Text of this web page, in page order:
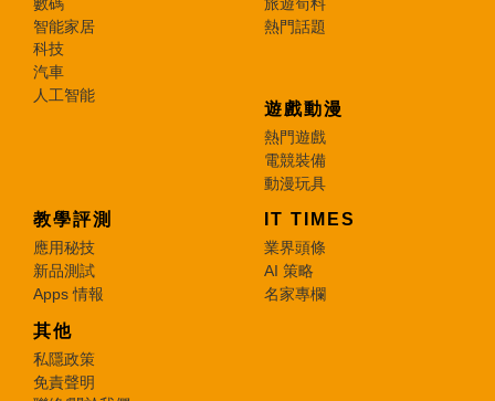
智能家居
科技
汽車
人工智能
熱門話題
遊戲動漫
熱門遊戲
電競裝備
動漫玩具
教學評測
應用秘技
新品測試
Apps 情報
IT TIMES
業界頭條
AI 策略
名家專欄
其他
私隱政策
免責聲明